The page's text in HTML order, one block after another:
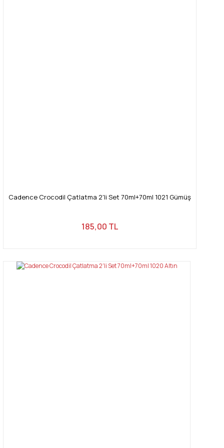
Cadence Crocodil Çatlatma 2'li Set 70ml+70ml 1021 Gümüş
185,00 TL